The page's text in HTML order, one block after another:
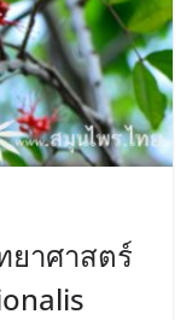
ยาศาสตร์